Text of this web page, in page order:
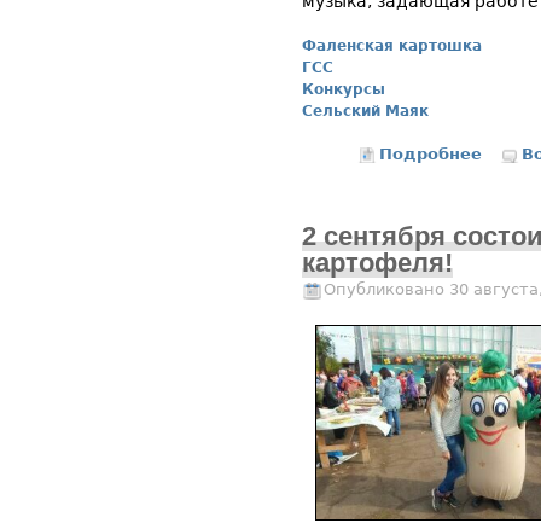
Фаленская картошка
ГСС
Конкурсы
Сельский Маяк
Подробнее о
2 сентября
картофеля!
Опубликовано 30